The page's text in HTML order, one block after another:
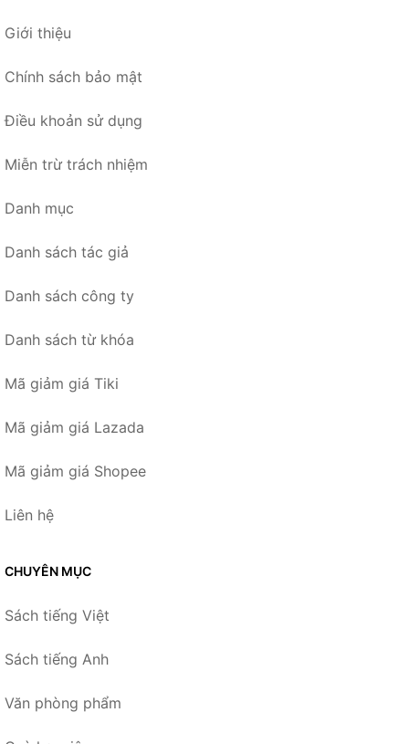
Giới thiệu
Chính sách bảo mật
Điều khoản sử dụng
Miễn trừ trách nhiệm
Danh mục
Danh sách tác giả
Danh sách công ty
Danh sách từ khóa
Mã giảm giá Tiki
Mã giảm giá Lazada
Mã giảm giá Shopee
Liên hệ
CHUYÊN MỤC
Sách tiếng Việt
Sách tiếng Anh
Văn phòng phẩm